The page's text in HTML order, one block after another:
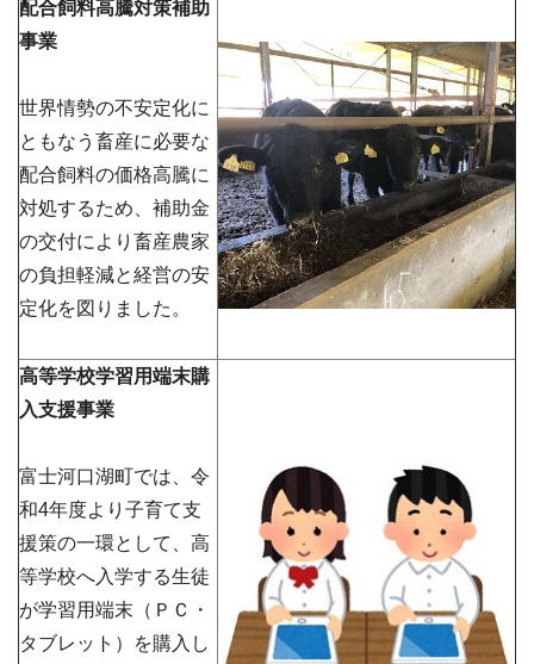
配合飼料高騰対策補助
事業
世界情勢の不安定化に
ともなう畜産に必要な
配合飼料の価格高騰に
対処するため、補助金
の交付により畜産農家
の負担軽減と経営の安
定化を図りました。
高等学校学習用端末購
入支援事業
富士河口湖町では、令
和4年度より子育て支
援策の一環として、高
等学校へ入学する生徒
が学習用端末（ＰＣ・
タブレット）を購入し